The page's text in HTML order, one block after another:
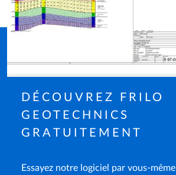
DÉCOUVREZ FRILO
GEOTECHNICS
GRATUITEMENT
Essayez notre logiciel par vous-même